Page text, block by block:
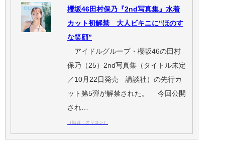
櫻坂46田村保乃『2nd写真集』水着
カット初解禁 大人ビキニに“ほのす
な笑顔”
アイドルグループ・櫻坂46の田村
保乃（25）2nd写真集（タイトル未定
／10月22日発売 講談社）の先行カ
ット第5弾が解禁された。 今回公開
され…
（出典：オリコン）